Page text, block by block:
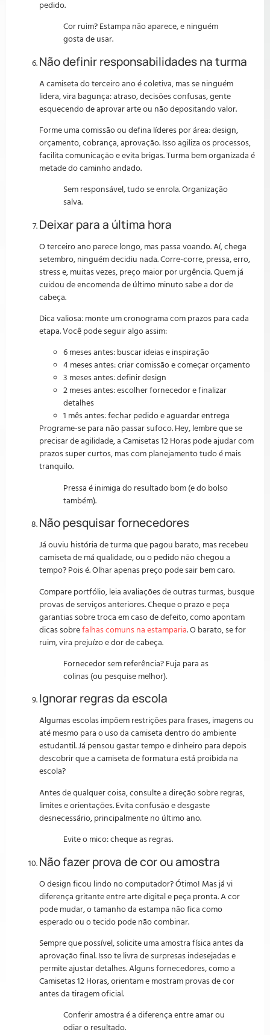
pedido.
Cor ruim? Estampa não aparece, e ninguém
gosta de usar.
Não definir responsabilidades na turma
A camiseta do terceiro ano é coletiva, mas se ninguém
lidera, vira bagunça: atraso, decisões confusas, gente
esquecendo de aprovar arte ou não depositando valor.
Forme uma comissão ou defina líderes por área: design,
orçamento, cobrança, aprovação. Isso agiliza os processos,
facilita comunicação e evita brigas. Turma bem organizada é
metade do caminho andado.
Sem responsável, tudo se enrola. Organização
salva.
Deixar para a última hora
O terceiro ano parece longo, mas passa voando. Aí, chega
setembro, ninguém decidiu nada. Corre-corre, pressa, erro,
stress e, muitas vezes, preço maior por urgência. Quem já
cuidou de encomenda de último minuto sabe a dor de
cabeça.
Dica valiosa: monte um cronograma com prazos para cada
etapa. Você pode seguir algo assim:
6 meses antes: buscar ideias e inspiração
4 meses antes: criar comissão e começar orçamento
3 meses antes: definir design
2 meses antes: escolher fornecedor e finalizar
detalhes
1 mês antes: fechar pedido e aguardar entrega
Programe-se para não passar sufoco. Hey, lembre que se
precisar de agilidade, a Camisetas 12 Horas pode ajudar com
prazos super curtos, mas com planejamento tudo é mais
tranquilo.
Pressa é inimiga do resultado bom (e do bolso
também).
Não pesquisar fornecedores
Já ouviu história de turma que pagou barato, mas recebeu
camiseta de má qualidade, ou o pedido não chegou a
tempo? Pois é. Olhar apenas preço pode sair bem caro.
Compare portfólio, leia avaliações de outras turmas, busque
provas de serviços anteriores. Cheque o prazo e peça
garantias sobre troca em caso de defeito, como apontam
dicas sobrefalhas comuns na estamparia. O barato, se for
ruim, vira prejuízo e dor de cabeça.
Fornecedor sem referência? Fuja para as
colinas (ou pesquise melhor).
Ignorar regras da escola
Algumas escolas impõem restrições para frases, imagens ou
até mesmo para o uso da camiseta dentro do ambiente
estudantil. Já pensou gastar tempo e dinheiro para depois
descobrir que a camiseta de formatura está proibida na
escola?
Antes de qualquer coisa, consulte a direção sobre regras,
limites e orientações. Evita confusão e desgaste
desnecessário, principalmente no último ano.
Evite o mico: cheque as regras.
Não fazer prova de cor ou amostra
O design ficou lindo no computador? Ótimo! Mas já vi
diferença gritante entre arte digital e peça pronta. A cor
pode mudar, o tamanho da estampa não fica como
esperado ou o tecido pode não combinar.
Sempre que possível, solicite uma amostra física antes da
aprovação final. Isso te livra de surpresas indesejadas e
permite ajustar detalhes. Alguns fornecedores, como a
Camisetas 12 Horas, orientam e mostram provas de cor
antes da tiragem oficial.
Conferir amostra é a diferença entre amar ou
odiar o resultado.